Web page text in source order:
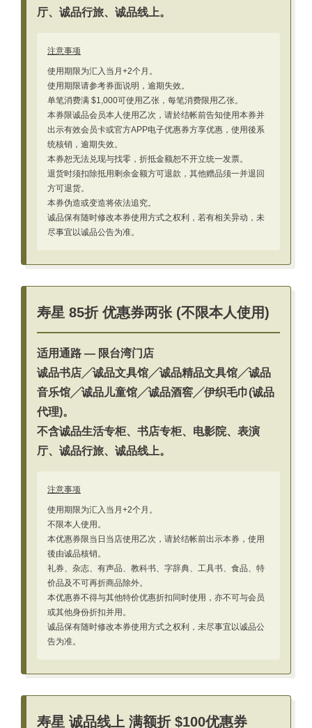
厅、诚品行旅、诚品线上。
注意事项
使用期限为汇入当月+2个月。
使用期限请参考券面说明，逾期失效。
单笔消费满 $1,000可使用乙张，每笔消费限用乙张。
本券限诚品会员本人使用乙次，请於结帐前告知使用本券并
出示有效会员卡或官方APP电子优惠券方享优惠，使用後系
统核销，逾期失效。
本券恕无法兑现与找零，折抵金额恕不开立统一发票。
退货时须扣除抵用剩余金额方可退款，其他赠品须一并退回
方可退货。
本券伪造或变造将依法追究。
诚品保有随时修改本券使用方式之权利，若有相关异动，未
尽事宜以诚品公告为准。
寿星 85折 优惠券两张 (不限本人使用)
适用通路 — 限台湾门店
诚品书店╱诚品文具馆╱诚品精品文具馆╱诚品
音乐馆╱诚品儿童馆╱诚品酒窖╱伊织毛巾(诚品
代理)。
不含诚品生活专柜、书店专柜、电影院、表演
厅、诚品行旅、诚品线上。
注意事项
使用期限为汇入当月+2个月。
不限本人使用。
本优惠券限当日当店使用乙次，请於结帐前出示本券，使用
後由诚品核销。
礼券、杂志、有声品、教科书、字辞典、工具书、食品、特
价品及不可再折商品除外。
本优惠券不得与其他特价优惠折扣同时使用，亦不可与会员
或其他身份折扣并用。
诚品保有随时修改本券使用方式之权利，未尽事宜以诚品公
告为准。
寿星 诚品线上 满额折 $100优惠券